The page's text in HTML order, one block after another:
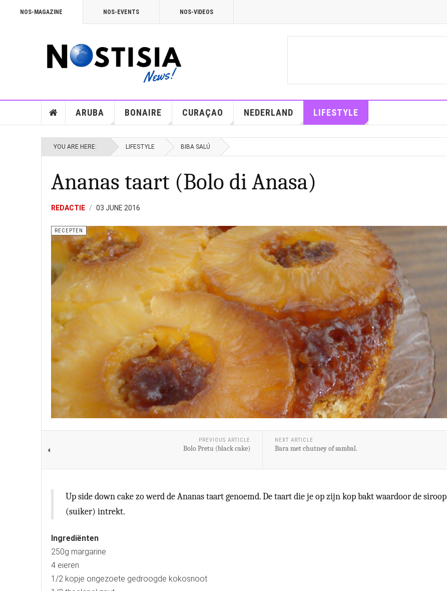
NOS-MAGAZINE NOS-EVENTS NOS-VIDEOS
ARUBA BONAIRE CURAÇAO NEDERLAND LIFESTYLE
YOU ARE HERE: LIFESTYLE BIBA SALÚ
Ananas taart (Bolo di Anasa)
REDACTIE 03 JUNE 2016
RECEPTEN
PREVIOUS ARTICLE
Bolo Pretu (black cake)
NEXT ARTICLE
Bara met chutney of sambal.
Up side down cake zo werd de Ananas taart genoemd. De taart die je op zijn kop bakt waardoor de siroop
(suiker) intrekt.
Ingrediënten
250g margarine
4 eieren
1/2 kopje ongezoete gedroogde kokosnoot